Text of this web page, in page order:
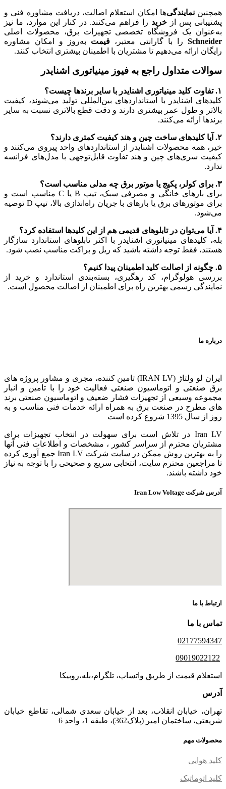
همچنیننمایندگی‌ها امکان استعلام اصالت، دریافت مشاوره فنی و
پشتیبانی پس از خرید را فراهم می‌کنند. در کنار این موارد، ما نیز
به‌عنوان یک فروشگاه تخصصی تجهیزات برق، محصولات اصلی
Schneider را با گارانتی معتبر، قیمت به‌روز و امکان مشاوره
رایگان ارائه می‌دهیم تا مشتریان با اطمینان بیشتری انتخاب کنند.
سوالات متداول راجع به فیوز مینیاتوری اشنایدر
۱. تفاوت کلید مینیاتوری اشنایدر با سایر برندها چیست؟
کلیدهای اشنایدر با استانداردهای بین‌المللی تولید می‌شوند، کیفیت
بالاتر و طول عمر بیشتری دارند و دقت قطع بالاتری نسبت به سایر
برندها ارائه می‌کنند.
۲. آیا کلیدهای ساخت چین و هند کیفیت کمتری دارند؟
خیر، همه محصولات اشنایدر از استانداردهای واحد پیروی می‌کنند و
کیفیت سری‌های چین و هند تفاوت قابل‌توجهی با مدل‌های فرانسه
ندارد.
۳. برای کولر، پکیج یا موتور برق چه مدلی مناسب است؟
برای بارهای خانگی و مصرفی سبک، تیپ B یا C مناسب است و
برای موتورهای برق یا بارهای با جریان راه‌اندازی بالا، تیپ D توصیه
می‌شود.
۴. آیا می‌توان در تابلوهای قدیمی هم از این کلیدها استفاده کرد؟
بله، کلیدهای مینیاتوری اشنایدر با اکثر تابلوهای استاندارد سازگار
هستند، فقط توجه داشته باشید که ریل و براکت مناسب نصب شود.
۵. چگونه از اصالت کلید اطمینان پیدا کنیم؟
بررسی هولوگرام، کد رهگیری، بسته‌بندی استاندارد و خرید از
نمایندگی رسمی بهترین راه برای اطمینان از اصالت محصول است.
درباره ما
ایران لو ولتاژ (IRAN LV) تامین کننده، مجری و مشاور پروژه های
برق صنعتی و اتوماسیون صنعتی فعالیت خود را با تامین و انبار
مجموعه وسیعی از تجهیزات فشار ضعیف و اتوماسیون صنعتی برند
های مطرح در صنعت برق به همراه ارائه خدمات فنی مناسب و به
روز از سال 1395 شروع کرده است
Iran LV در تلاش است برای سهولت در انتخاب تجهیزات برای
مشتریان محترم از سراسر کشور ، مشخصات و اطلاعات فنی آنها
را به بهترین روش ممکن در سایت شرکت Iran LV جمع آوری کرده
تا مراجعین محترم سایت، انتخابی سریع و صحیحی را با توجه به نیاز
خود داشته باشند.
آدرس شرکت Iran Low Voltage
ارتباط با ما
تماس با ما
02177594347
09019022122
استعلام قیمت از طریق واتساپ، تلگرام،بله،روبیکا
آدرس
تهران، خیابان انقلاب، بعد از خیابان سعدی شمالی، تقاطع خیابان
شریعتی، ساختمان امیر (پلاک362)، طبقه 1، واحد 6
محصولات مهم
کلید هوایی
کلید اتوماتیک